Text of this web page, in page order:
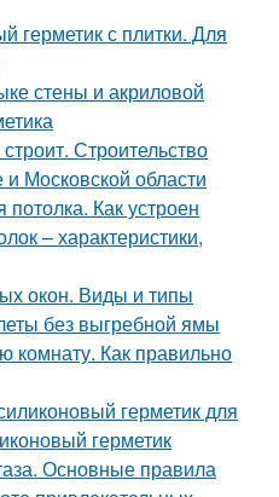
герметик с плитки. Для
стены и акриловой
Строительство
Московской области
Как устроен
– характеристики,
окон. Виды и типы
без выгребной ямы
комнату. Как правильно
герметик для
герметик
Основные правила